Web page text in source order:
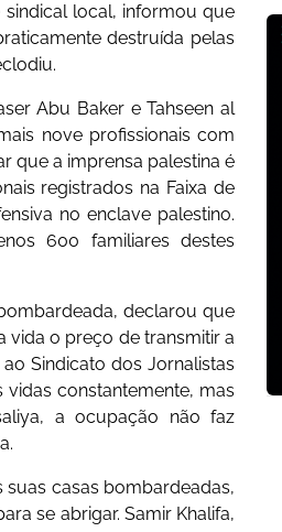
local, informou que
destruída pelas
Abu Baker e Tahseen al
nove profissionais com
que a imprensa palestina é
registrados na Faixa de
no enclave palestino.
600 familiares destes
declarou que
vida o preço de transmitir a
Sindicato dos Jornalistas
constantemente, mas
a ocupação não faz
casas bombardeadas,
se abrigar. Samir Khalifa,